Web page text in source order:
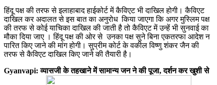
हिंदू पक्ष की तरफ से इलाहाबाद हाईकोर्ट में कैविएट भी दाखिल होगी। कैविएट
दाखिल कर अदालत से इस बात का अनुरोध किया जाएगा कि अगर मुस्लिम पक्ष
की तरफ से कोई याचिका दाखिल की जाती है तो कैविएट में उन्हें भी सुनवाई का
मौका दिया जाए । हिंदू पक्ष की ओर से उनका पक्ष सुने बिना एकतरफा आदेश न
पारित किए जाने की मांग होगी। सुप्रीम कोर्ट के वकील विष्णु शंकर जैन की
तरफ से कैविएट दाखिल किए जाने की तैयारी है।
Gyanvapi: व्यासजी के तहखाने में सामान्य जन ने की पूजा, दर्शन कर खुशी से